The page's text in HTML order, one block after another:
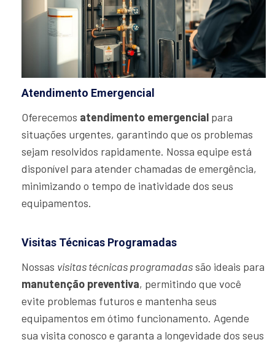
Atendimento Emergencial
Oferecemos atendimento emergencial para
situações urgentes, garantindo que os problemas
sejam resolvidos rapidamente. Nossa equipe está
disponível para atender chamadas de emergência,
minimizando o tempo de inatividade dos seus
equipamentos.
Visitas Técnicas Programadas
Nossas visitas técnicas programadassão ideais para
manutenção preventiva, permitindo que você
evite problemas futuros e mantenha seus
equipamentos em ótimo funcionamento. Agende
sua visita conosco e garanta a longevidade dos seus